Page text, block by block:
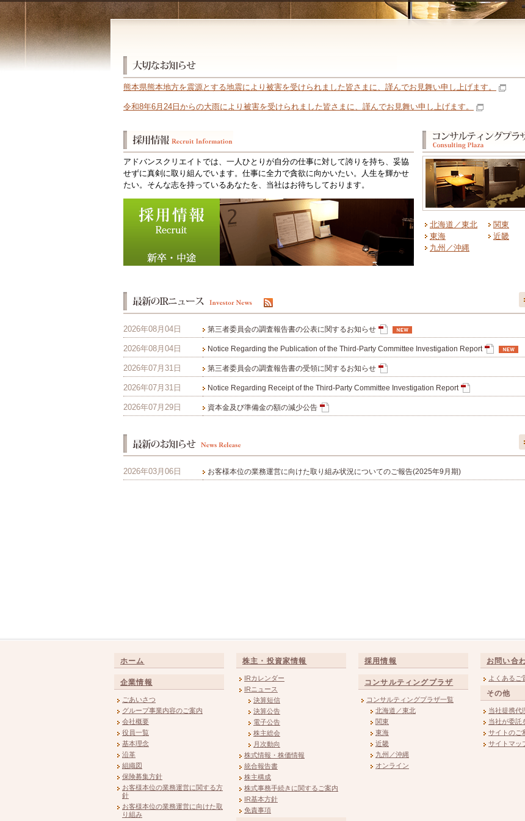
熊本県熊本地方を震源とする地震により被害を受けられました皆さまに、謹んでお見舞い申し上げます。
令和8年6月24日からの大雨により被害を受けられました皆さまに、謹んでお見舞い申し上げます。
アドバンスクリエイトでは、一人ひとりが自分の仕事に対して誇りを持ち、妥協
せずに真剣に取り組んでいます。仕事に全力で貪欲に向かいたい。人生を輝かせ
たい。そんな志を持っているあなたを、当社はお待ちしております。
北海道／東北
関東
東海
近畿
九州／沖縄
2026年08月04日 第三者委員会の調査報告書の公表に関するお知らせ
2026年08月04日 Notice Regarding the Publication of the Third-Party Committee Investigation Report
2026年07月31日 第三者委員会の調査報告書の受領に関するお知らせ
2026年07月31日 Notice Regarding Receipt of the Third-Party Committee Investigation Report
2026年07月29日 資本金及び準備金の額の減少公告
2026年03月06日 お客様本位の業務運営に向けた取り組み状況についてのご報告(2025年9月期)
ホーム
企業情報
ごあいさつ
グループ事業内容のご案内
会社概要
役員一覧
基本理念
沿革
組織図
保険募集方針
お客様本位の業務運営に関する方
針
お客様本位の業務運営に向けた取
り組み
株主・投資家情報
IRカレンダー
IRニュース
決算短信
決算公告
電子公告
株主総会
月次動向
株式情報・株価情報
統合報告書
株主構成
株式事務手続きに関するご案内
IR基本方針
免責事項
採用情報
コンサルティングプラザ
コンサルティングプラザ一覧
北海道／東北
関東
東海
近畿
九州／沖縄
オンライン
お問い合
よくあるご
その他
当社提携代
当社が委託
サイトのご
サイトマッ